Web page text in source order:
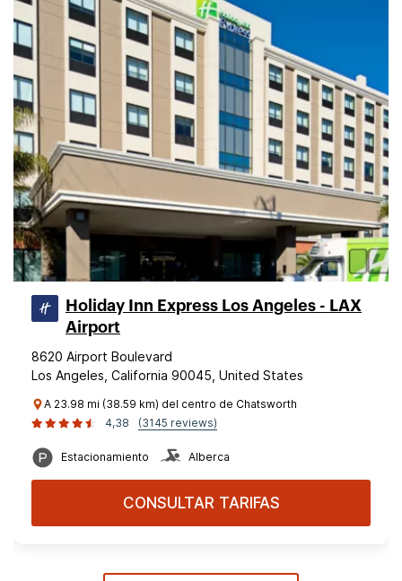
Holiday Inn Express Los Angeles - LAX
Airport
8620 Airport Boulevard
Los Angeles, California 90045, United States
A 23.98 mi (38.59 km) del centro de Chatsworth
4,38
(3145 reviews)
Estacionamiento Alberca
CONSULTAR TARIFAS